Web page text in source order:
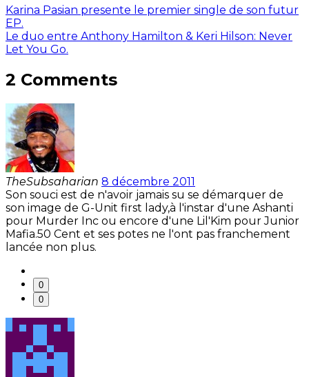
Karina Pasian presente le premier single de son futur
EP.
Le duo entre Anthony Hamilton & Keri Hilson: Never
Let You Go.
2 Comments
TheSubsaharian 8 décembre 2011
Son souci est de n'avoir jamais su se démarquer de
son image de G-Unit first lady,à l'instar d'une Ashanti
pour Murder Inc ou encore d'une Lil'Kim pour Junior
Mafia.50 Cent et ses potes ne l'ont pas franchement
lancée non plus.
0
0